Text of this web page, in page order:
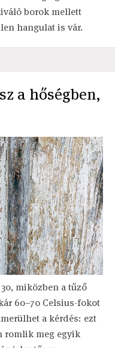
borok mellett
hangulat is vár.
a hőségben,
miközben a tűző
60–70 Celsius-fokot
a kérdés: ezt
romlik meg egyik